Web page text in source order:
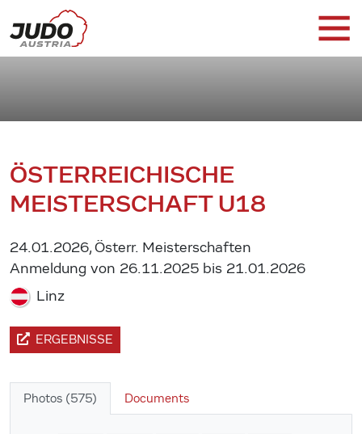
ÖSTERREICHISCHE
MEISTERSCHAFT U18
24.01.2026, Österr. Meisterschaften
Anmeldung von 26.11.2025 bis 21.01.2026
Linz
ERGEBNISSE
Photos (575) Documents